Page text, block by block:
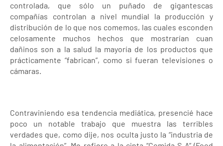
controlada, que sólo un puñado de gigantescas
compañías controlan a nivel mundial la producción y
distribución de lo que nos comemos, las cuales esconden
celosamente muchos hechos que mostrarían cuan
dañinos son a la salud la mayoría de los productos que
prácticamente “fabrican”, como si fueran televisiones o
cámaras.
Contraviniendo esa tendencia mediática, presencié hace
poco un notable trabajo que muestra las terribles
verdades que, como dije, nos oculta justo la “industria de